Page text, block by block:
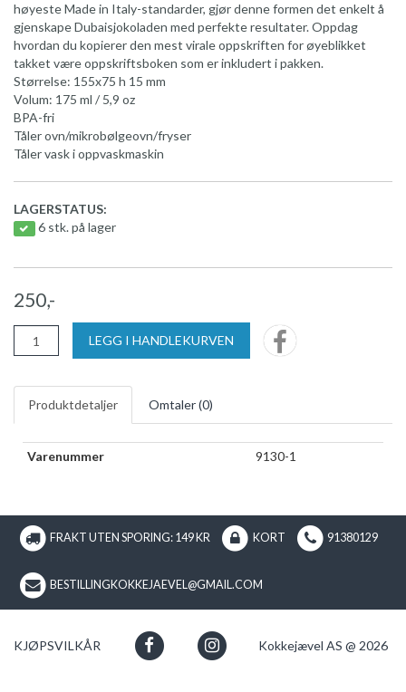
høyeste Made in Italy-standarder, gjør denne formen det enkelt å
gjenskape Dubaisjokoladen med perfekte resultater. Oppdag
hvordan du kopierer den mest virale oppskriften for øyeblikket
takket være oppskriftsboken som er inkludert i pakken.
Størrelse: 155x75 h 15 mm
Volum: 175 ml / 5,9 oz
BPA-fri
Tåler ovn/mikrobølgeovn/fryser
Tåler vask i oppvaskmaskin
LAGERSTATUS:
6 stk. på lager
250,-
LEGG I HANDLEKURVEN
Produktdetaljer Omtaler (0)
Varenummer 9130-1
FRAKT UTEN SPORING: 149 KR KORT 91380129
BESTILLINGKOKKEJAEVEL@GMAIL.COM
KJØPSVILKÅR Kokkejævel AS @ 2026